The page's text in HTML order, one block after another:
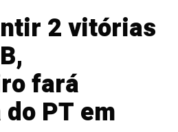
2 vitórias
fará
PT em